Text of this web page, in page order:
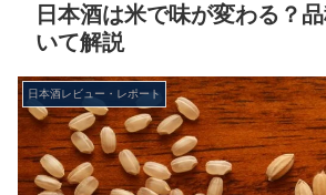
日本酒は米で味が変わる？
いて解説
日本酒レビュー・レポート